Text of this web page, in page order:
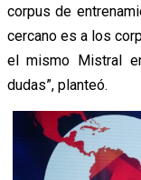
corpus de
cercano es a los
el mismo Mistral
dudas”, planteó.